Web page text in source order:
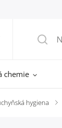
chemie
hygiena /